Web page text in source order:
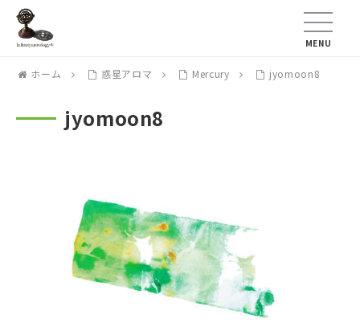
ホーム 惑星アロマ Mercury jyomoon8
jyomoon8
MENU